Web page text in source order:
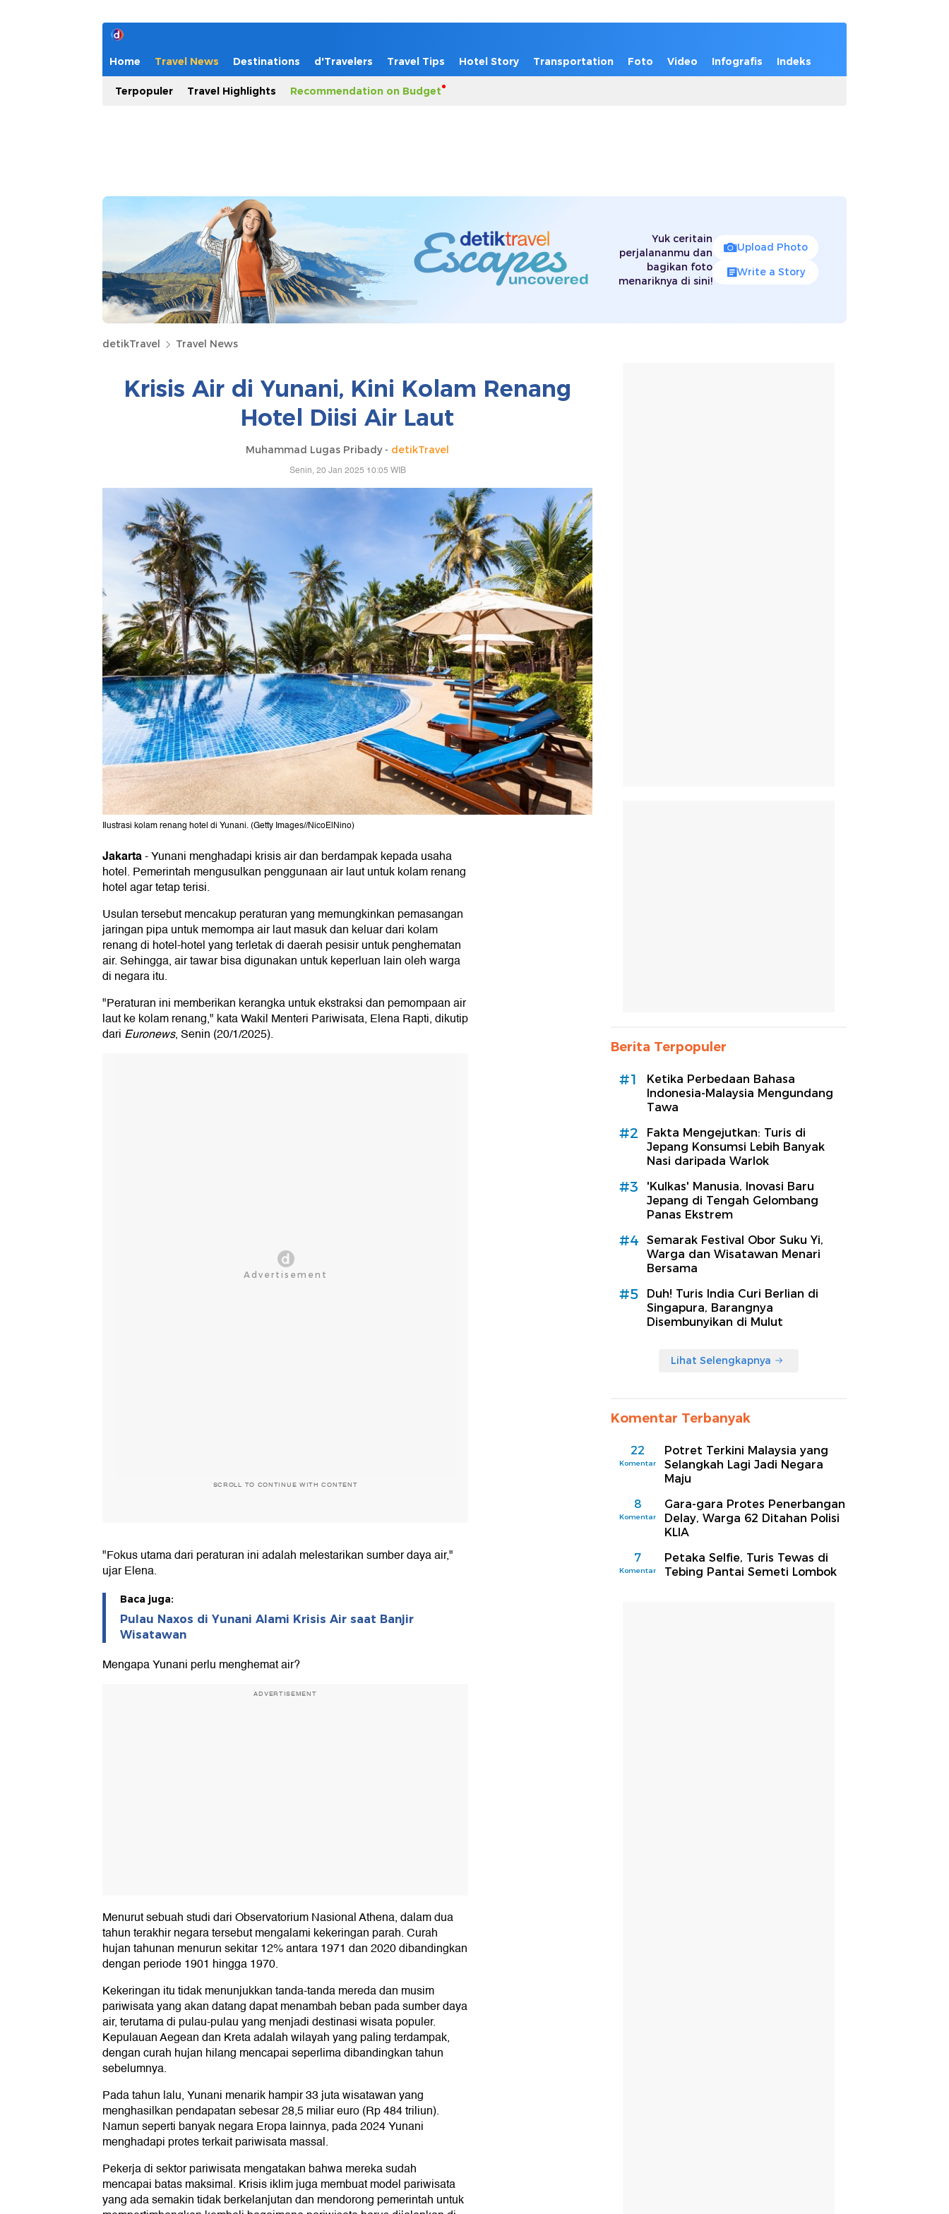
Home Travel News Destinations d'Travelers Travel Tips Hotel Story Transportation Foto Video Infografis Indeks
Terpopuler Travel Highlights Recommendation on Budget
Yuk ceritain
perjalananmu dan
bagikan foto
menariknya di sini!
Upload Photo
Write a Story
detikTravel Travel News
Krisis Air di Yunani, Kini Kolam Renang
Hotel Diisi Air Laut
Muhammad Lugas Pribady - detikTravel
Senin, 20 Jan 2025 10:05 WIB
Ilustrasi kolam renang hotel di Yunani. (Getty Images//NicoElNino)
Jakarta-Yunani menghadapi krisis air dan berdampak kepada usaha
hotel. Pemerintah mengusulkan penggunaan air laut untuk kolam renang
hotel agar tetap terisi.
Usulan tersebut mencakup peraturan yang memungkinkan pemasangan
jaringan pipa untuk memompa air laut masuk dan keluar dari kolam
renang di hotel-hotel yang terletak di daerah pesisir untuk penghematan
air. Sehingga, air tawar bisa digunakan untuk keperluan lain oleh warga
di negara itu.
"Peraturan ini memberikan kerangka untuk ekstraksi dan pemompaan air
laut ke kolam renang," kata Wakil Menteri Pariwisata, Elena Rapti, dikutip
dari Euronews, Senin (20/1/2025).
SCROLL TO CONTINUE WITH CONTENT
"Fokus utama dari peraturan ini adalah melestarikan sumber daya air,"
ujar Elena.
Baca juga:
Pulau Naxos di Yunani Alami Krisis Air saat Banjir
Wisatawan
Mengapa Yunani perlu menghemat air?
ADVERTISEMENT
Menurut sebuah studi dari Observatorium Nasional Athena, dalam dua
tahun terakhir negara tersebut mengalami kekeringan parah. Curah
hujan tahunan menurun sekitar 12% antara 1971 dan 2020 dibandingkan
dengan periode 1901 hingga 1970.
Kekeringan itu tidak menunjukkan tanda-tanda mereda dan musim
pariwisata yang akan datang dapat menambah beban pada sumber daya
air, terutama di pulau-pulau yang menjadi destinasi wisata populer.
Kepulauan Aegean dan Kreta adalah wilayah yang paling terdampak,
dengan curah hujan hilang mencapai seperlima dibandingkan tahun
sebelumnya.
Pada tahun lalu, Yunani menarik hampir 33 juta wisatawan yang
menghasilkan pendapatan sebesar 28,5 miliar euro (Rp 484 triliun).
Namun seperti banyak negara Eropa lainnya, pada 2024 Yunani
menghadapi protes terkait pariwisata massal.
Pekerja di sektor pariwisata mengatakan bahwa mereka sudah
mencapai batas maksimal. Krisis iklim juga membuat model pariwisata
yang ada semakin tidak berkelanjutan dan mendorong pemerintah untuk
Berita Terpopuler
#1
Ketika Perbedaan Bahasa
Indonesia-Malaysia Mengundang
Tawa
#2
Fakta Mengejutkan: Turis di
Jepang Konsumsi Lebih Banyak
Nasi daripada Warlok
#3
'Kulkas' Manusia, Inovasi Baru
Jepang di Tengah Gelombang
Panas Ekstrem
#4
Semarak Festival Obor Suku Yi,
Warga dan Wisatawan Menari
Bersama
#5
Duh! Turis India Curi Berlian di
Singapura, Barangnya
Disembunyikan di Mulut
Lihat Selengkapnya
Komentar Terbanyak
22
Komentar
Potret Terkini Malaysia yang
Selangkah Lagi Jadi Negara
Maju
8
Komentar
Gara-gara Protes Penerbangan
Delay, Warga 62 Ditahan Polisi
KLIA
7
Komentar
Petaka Selfie, Turis Tewas di
Tebing Pantai Semeti Lombok